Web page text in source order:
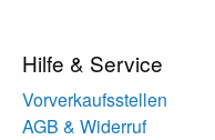
Hilfe & Service
Vorverkaufsstellen
AGB & Widerruf